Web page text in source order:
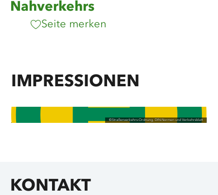
Nahverkehrs
Seite merken
IMPRESSIONEN
©Straßenverkehrs-Ordnung, DIN-Normen und Verkehrsblatt
KONTAKT